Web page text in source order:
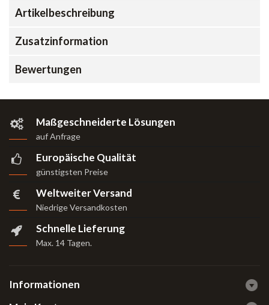
Artikelbeschreibung
Zusatzinformation
Bewertungen
Maßgeschneiderte Lösungen
auf Anfrage
Europäische Qualität
günstigsten Preise
Weltweiter Versand
Niedrige Versandkosten
Schnelle Lieferung
Max. 14 Tagen.
Informationen